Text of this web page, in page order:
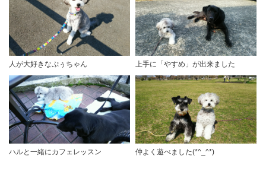
人が大好きなぷぅちゃん 上手に「やすめ」が出来ました
ハルと一緒にカフェレッスン 仲よく遊べました(*^_^*)